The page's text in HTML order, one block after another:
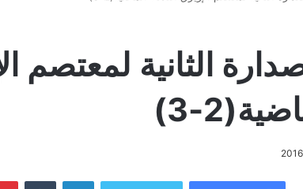
الثانية لمعتصم
3)
لينكدإن